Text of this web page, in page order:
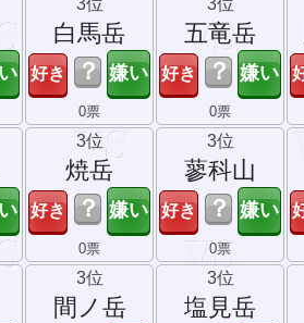
3位
白馬岳
？
0票
3位
五竜岳
？
0票
3位
焼岳
？
0票
3位
蓼科山
？
0票
3位
間ノ岳
3位
塩見岳